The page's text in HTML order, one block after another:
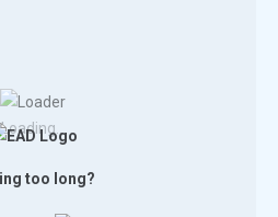
Loading...
too long?